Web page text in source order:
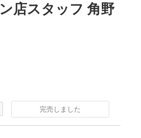
店スタッフ 角野
完売しました